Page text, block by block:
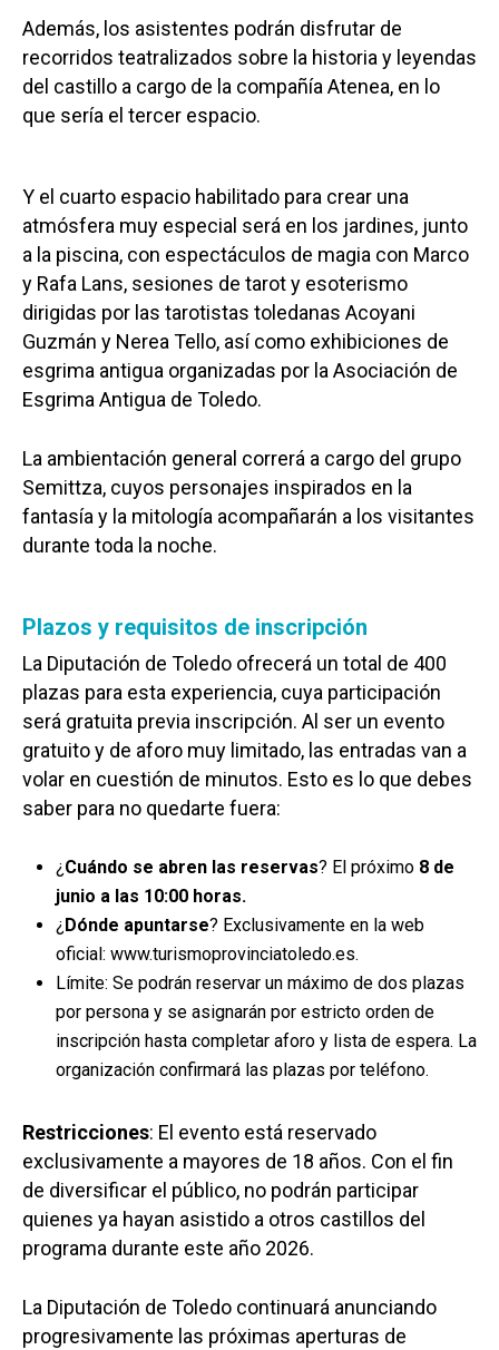
Además, los asistentes podrán disfrutar de
recorridos teatralizados sobre la historia y leyendas
del castillo a cargo de la compañía Atenea, en lo
que sería el tercer espacio.
Y el cuarto espacio habilitado para crear una
atmósfera muy especial será en los jardines, junto
a la piscina, con espectáculos de magia con Marco
y Rafa Lans, sesiones de tarot y esoterismo
dirigidas por las tarotistas toledanas Acoyani
Guzmán y Nerea Tello, así como exhibiciones de
esgrima antigua organizadas por la Asociación de
Esgrima Antigua de Toledo.
La ambientación general correrá a cargo del grupo
Semittza, cuyos personajes inspirados en la
fantasía y la mitología acompañarán a los visitantes
durante toda la noche.
Plazos y requisitos de inscripción
La Diputación de Toledo ofrecerá un total de 400
plazas para esta experiencia, cuya participación
será gratuita previa inscripción. Al ser un evento
gratuito y de aforo muy limitado, las entradas van a
volar en cuestión de minutos. Esto es lo que debes
saber para no quedarte fuera:
¿Cuándo se abren las reservas? El próximo 8 de
junio a las 10:00 horas.
¿Dónde apuntarse? Exclusivamente en la web
oficial: www.turismoprovinciatoledo.es.
Límite: Se podrán reservar un máximo de dos plazas
por persona y se asignarán por estricto orden de
inscripción hasta completar aforo y lista de espera. La
organización confirmará las plazas por teléfono.
Restricciones: El evento está reservado
exclusivamente a mayores de 18 años. Con el fin
de diversificar el público, no podrán participar
quienes ya hayan asistido a otros castillos del
programa durante este año 2026.
La Diputación de Toledo continuará anunciando
progresivamente las próximas aperturas de